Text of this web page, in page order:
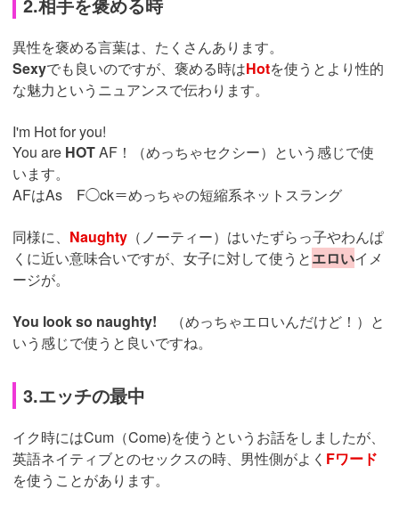
異性を褒める言葉は、たくさんあります。
Sexyでも良いのですが、褒める時はHotを使うとより性的
な魅力というニュアンスで伝わります。
I'm Hot for you!
You are HOTAF！（めっちゃセクシー）という感じで使
います。
AFはAs F◯ck＝めっちゃの短縮系ネットスラング
同様に、 Naughty （ノーティー）はいたずらっ子やわんぱ
くに近い意味合いですが、女子に対して使うとエロいイメ
ージが。
You look so naughty!
（めっちゃエロいんだけど！）と
いう感じで使うと良いですね。
3.エッチの最中
イク時にはCum（Come)を使うというお話をしましたが、
英語ネイティブとのセックスの時、男性側がよく Fワード
を使うことがあります。